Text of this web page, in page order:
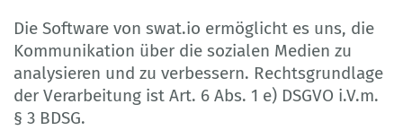
Die Software von swat.io ermöglicht es uns, die
Kommunikation über die sozialen Medien zu
analysieren und zu verbessern. Rechtsgrundlage
der Verarbeitung ist Art. 6 Abs. 1 e) DSGVO i.V.m.
§ 3 BDSG.